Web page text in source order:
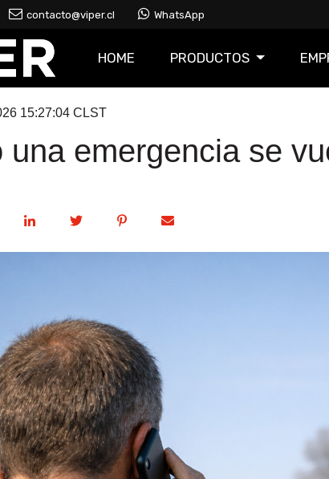
contacto@viper.cl WhatsApp
HOME PRODUCTOS
15:27:04 CLST
una emergencia se